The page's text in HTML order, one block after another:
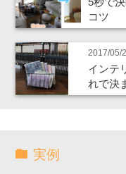
コツ
2017/05/
インテ
れで決
実例